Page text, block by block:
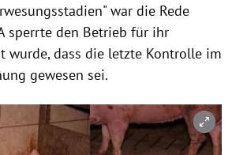
war die Rede
sperrte den Betrieb für ihr
wurde, dass die letzte Kontrolle im
gewesen sei.
öffnen/schließen